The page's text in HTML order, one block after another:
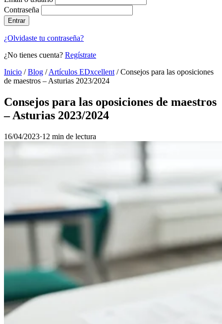
Contraseña
Entrar
¿Olvidaste tu contraseña?
¿No tienes cuenta? Regístrate
Inicio / Blog / Artículos EDxcellent /Consejos para las oposiciones
de maestros – Asturias 2023/2024
Consejos para las oposiciones de maestros
– Asturias 2023/2024
16/04/2023·12 min de lectura